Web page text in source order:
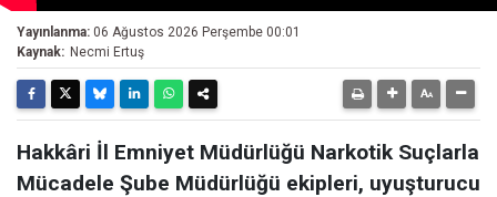
Yayınlanma: 06 Ağustos 2026 Perşembe 00:01
Kaynak: Necmi Ertuş
Hakkâri İl Emniyet Müdürlüğü Narkotik Suçlarla
Mücadele Şube Müdürlüğü ekipleri, uyuşturucu